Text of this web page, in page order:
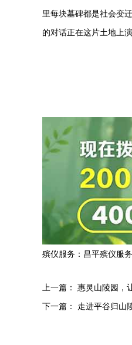
里每块墓碑都是社会变
的对话正在这片土地上
殡仪服务： 昌平殡仪服务
上一篇： 惠灵山陵园，
下一篇： 走进平谷归山